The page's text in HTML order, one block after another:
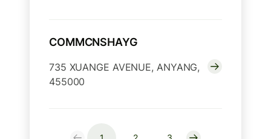
COMMCNSHAYG
735 XUANGE AVENUE, ANYANG,
455000